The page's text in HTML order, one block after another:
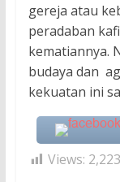
gereja atau
peradaban
kematiannya.
budaya dan
kekuatan ini
Views: 2,223